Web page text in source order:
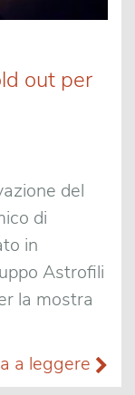
out per
del
di
in
Astrofili
la mostra
a leggere